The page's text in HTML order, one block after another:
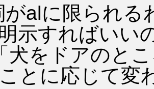
がalに限られる
示すればいい
犬をドアのと
とに応じて変